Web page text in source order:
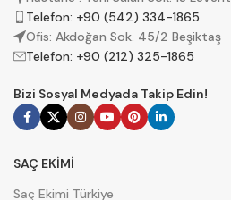
Telefon: +90 (542) 334-1865
Ofis: Akdoğan Sok. 45/2 Beşiktaş
Telefon: +90 (212) 325-1865
Bizi Sosyal Medyada Takip Edin!
SAÇ EKİMİ
Saç Ekimi Türkiye